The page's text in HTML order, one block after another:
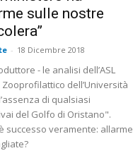
sulle nostre
- 18 Dicembre 2018
- le analisi dell’ASL
dell’Università
di qualsiasi
del Golfo di Oristano".
successo veramente: allarme